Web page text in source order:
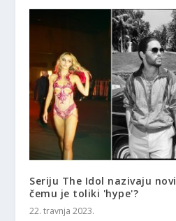
Seriju The Idol nazivaju
čemu je toliki 'hype'?
22. travnja 2023.